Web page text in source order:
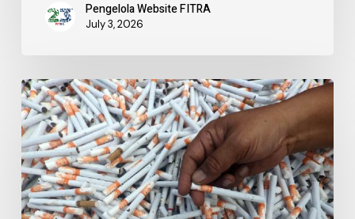
Pengelola Website FITRA
July 3, 2026